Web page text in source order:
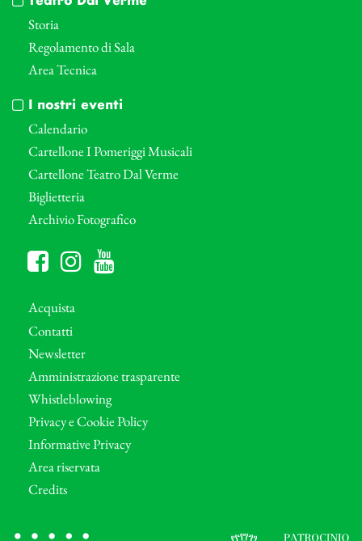
Storia
Regolamento di Sala
Area Tecnica
I nostri eventi
Calendario
Cartellone I Pomeriggi Musicali
Cartellone Teatro Dal Verme
Biglietteria
Archivio Fotografico
Acquista
Contatti
Newsletter
Amministrazione trasparente
Whistleblowing
Privacy e Cookie Policy
Informative Privacy
Area riservata
Credits